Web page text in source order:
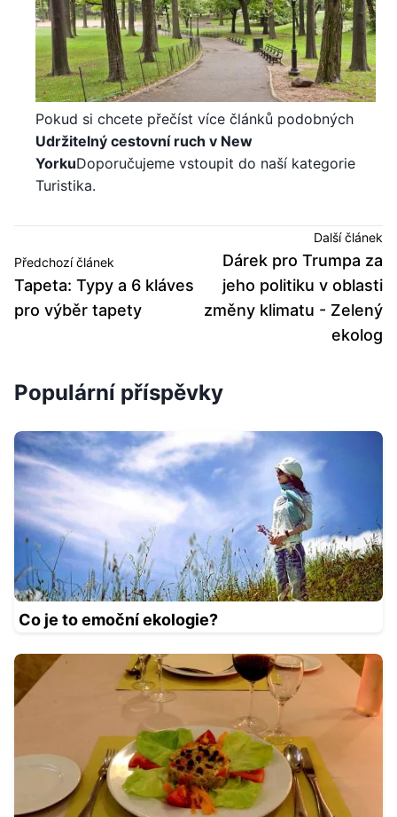
Pokud si chcete přečíst více článků podobných
Udržitelný cestovní ruch v New
YorkuDoporučujeme vstoupit do naší kategorie
Turistika.
Předchozí článek
Tapeta: Typy a 6 kláves
pro výběr tapety
Další článek
Dárek pro Trumpa za
jeho politiku v oblasti
změny klimatu - Zelený
ekolog
Populární příspěvky
Co je to emoční ekologie?